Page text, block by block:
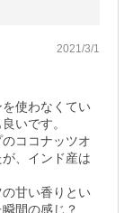
2021/3/1
使わなくてい
いです。
ココナッツオ
、インド産は
甘い香りとい
間の感じ？